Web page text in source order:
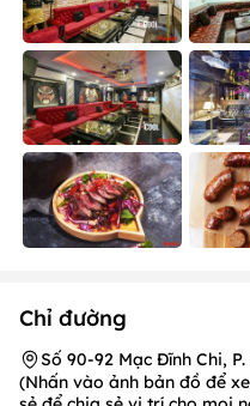
Chỉ đường
Số 90-92 Mạc Đĩnh Chi,
(Nhấn vào ảnh bản đồ để